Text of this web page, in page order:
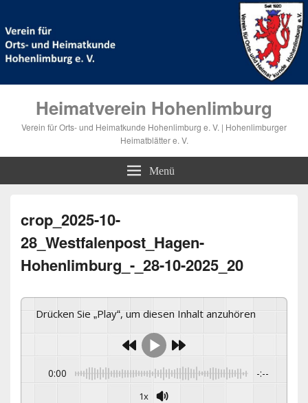
Heimatverein Hohenlimburg
Verein für Orts- und Heimatkunde Hohenlimburg e. V. | Hohenlimburger
Heimatblätter e. V.
Menü
crop_2025-10-
28_Westfalenpost_Hagen-
Hohenlimburg_-_28-10-2025_20
Drücken Sie „Play“, um diesen Inhalt anzuhören
0:00 -:--
1x